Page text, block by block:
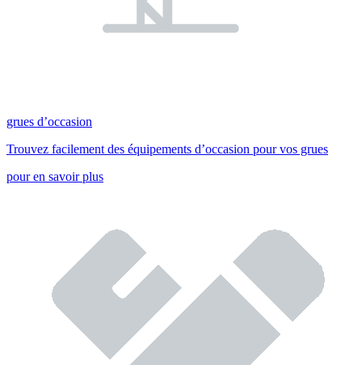
grues d’occasion
Trouvez facilement des équipements d’occasion pour vos grues
pour en savoir plus